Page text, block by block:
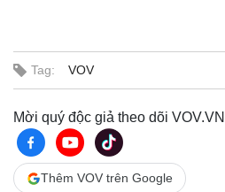
Kinh tế
Bất động sản
Khởi nghiệp
Tag: VOV
Mời quý độc giả theo dõi
Thêm VOV trên Google